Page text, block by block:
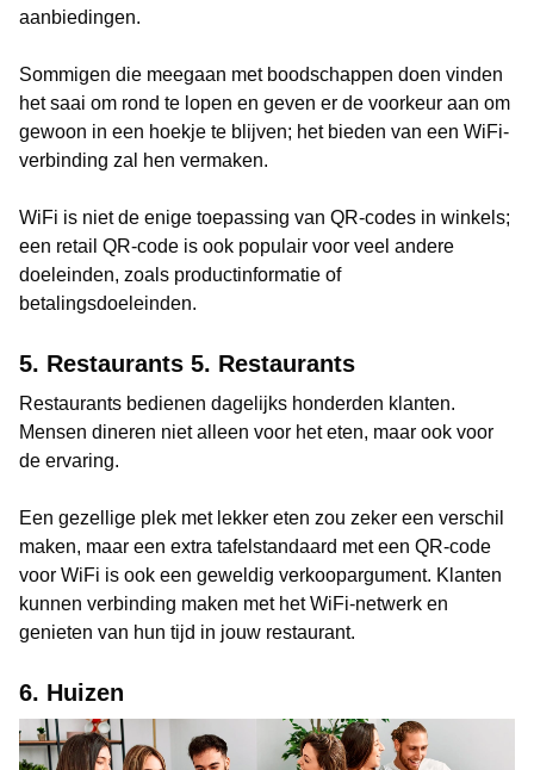
aanbiedingen.
Sommigen die meegaan met boodschappen doen vinden
het saai om rond te lopen en geven er de voorkeur aan om
gewoon in een hoekje te blijven; het bieden van een WiFi-
verbinding zal hen vermaken.
WiFi is niet de enige toepassing van QR-codes in winkels;
een retail QR-code is ook populair voor veel andere
doeleinden, zoals productinformatie of
betalingsdoeleinden.
5. Restaurants 5. Restaurants
Restaurants bedienen dagelijks honderden klanten.
Mensen dineren niet alleen voor het eten, maar ook voor
de ervaring.
Een gezellige plek met lekker eten zou zeker een verschil
maken, maar een extra tafelstandaard met een QR-code
voor WiFi is ook een geweldig verkoopargument. Klanten
kunnen verbinding maken met het WiFi-netwerk en
genieten van hun tijd in jouw restaurant.
6. Huizen